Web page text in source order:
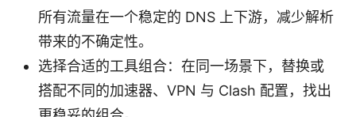
所有流量在一个稳定的 DNS 上下游，减少解析
带来的不确定性。
选择合适的工具组合：在同一场景下，替换或
搭配不同的加速器、VPN 与 Clash 配置，找出